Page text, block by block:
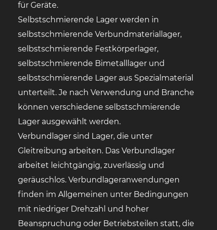
für Geräte.
Selbstschmierende Lager werden in
selbstschmierende Verbundmateriallager,
selbstschmierende Festkörperlager,
selbstschmierende Bimetalllager und
selbstschmierende Lager aus Spezialmaterial
unterteilt. Je nach Verwendung und Branche
können verschiedene selbstschmierende
Lager ausgewählt werden.
Verbundlager sind Lager, die unter
Gleitreibung arbeiten. Das Verbundlager
arbeitet leichtgängig, zuverlässig und
geräuschlos. Verbundlageranwendungen
finden im Allgemeinen unter Bedingungen
mit niedriger Drehzahl und hoher
Beanspruchung oder Betriebsteilen statt, die